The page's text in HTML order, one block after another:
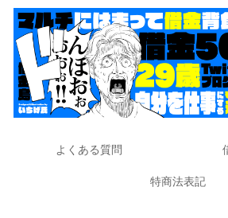
よくある質問
特商法表記